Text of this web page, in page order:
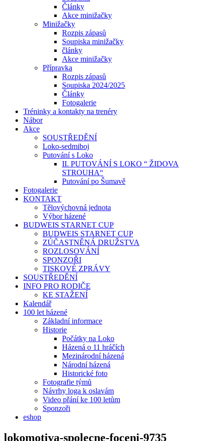
Články
Akce minižačky
Minižačky
Rozpis zápasů
Soupiska minižačky
články
Akce minižačky
Přípravka
Rozpis zápasů
Soupiska 2024/2025
Články
Fotogalerie
Tréninky a kontakty na trenéry
Nábor
Akce
SOUSTŘEDĚNÍ
Loko-sedmiboj
Putování s Loko
II. PUTOVÁNÍ S LOKO “ ŽIDOVA
STROUHA“
Putování po Šumavě
Fotogalerie
KONTAKT
Tělovýchovná jednota
Výbor házené
BUDWEIS STARNET CUP
BUDWEIS STARNET CUP
ZÚČASTNĚNÁ DRUŽSTVA
ROZLOSOVÁNÍ
SPONZOŘI
TISKOVÉ ZPRÁVY
SOUSTŘEDĚNÍ
INFO PRO RODIČE
KE STAŽENÍ
Kalendář
100 let házené
Základní informace
Historie
Počátky na Loko
Házená o 11 hráčích
Mezinárodní házená
Národní házená
Historické foto
Fotografie týmů
Návrhy loga k oslavám
Video přání ke 100 letům
Sponzoři
eshop
lokomotiva-spolecne-foceni-9735